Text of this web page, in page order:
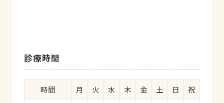
診療時間
時間 月 火 水 木 金 土 日
祝